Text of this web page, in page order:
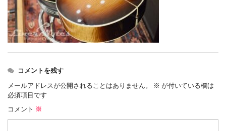
コメントを残す
メールアドレスが公開されることはありません。 ※ が付いている欄は
必須項目です
コメント ※